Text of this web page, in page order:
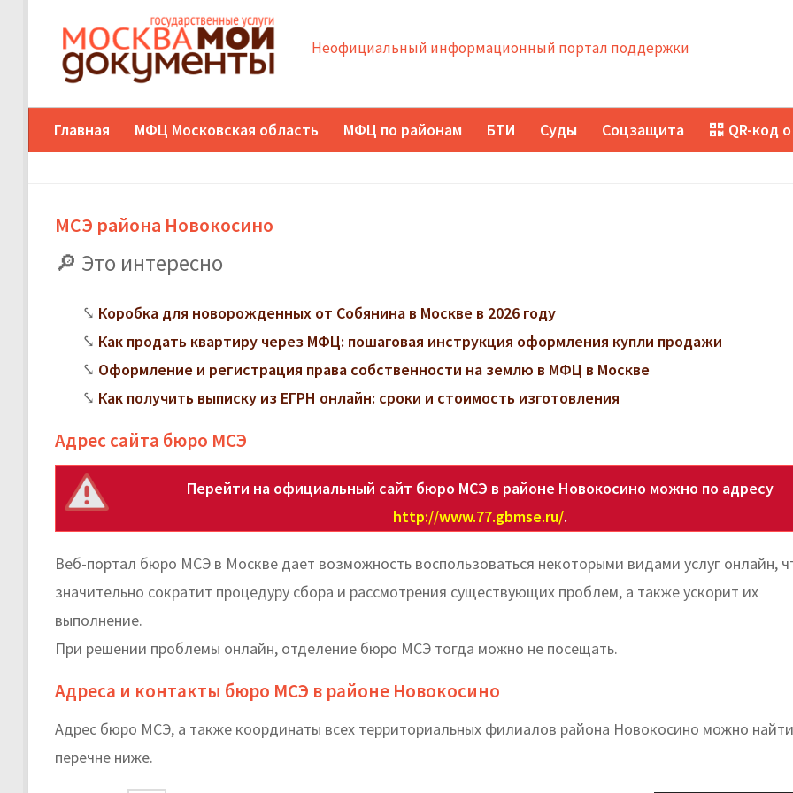
Неофициальный информационный портал поддержки
Главная МФЦ Московская область МФЦ по районам БТИ Суды Соцзащита QR-код
МСЭ района Новокосино
Это интересно
Коробка для новорожденных от Собянина в Москве в 2026 году
Как продать квартиру через МФЦ: пошаговая инструкция оформления купли продажи
Оформление и регистрация права собственности на землю в МФЦ в Москве
Как получить выписку из ЕГРН онлайн: сроки и стоимость изготовления
Адрес сайта бюро МСЭ
Перейти на официальный сайт бюро МСЭ в районе Новокосино можно по адресу
http://www.77.gbmse.ru/.
Веб-портал бюро МСЭ в Москве дает возможность воспользоваться некоторыми видами услуг онлайн,
значительно сократит процедуру сбора и рассмотрения существующих проблем, а также ускорит их
выполнение.
При решении проблемы онлайн, отделение бюро МСЭ тогда можно не посещать.
Адреса и контакты бюро МСЭ в районе Новокосино
Адрес бюро МСЭ, а также координаты всех территориальных филиалов района Новокосино можно
перечне ниже.